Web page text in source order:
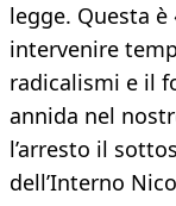
legge. Questa
intervenire
radicalismi e il
annida nel
l’arresto il
dell’Interno